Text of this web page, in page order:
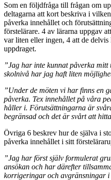
Som en följdfråga till frågan om
deltagarna att kort beskriva i
påverka innehållet och
förstelärare. 4 av lärarna uppgav
var liten eller ingen, 4 att de
uppdraget.
”Jag har inte kunnat påverka
skolnivå har jag haft liten
”Under de möten vi har finns en
påverka. Tex innehållet på våra
håller i. Förutsättningarna är
begränsad och det är svårt att
Övriga 6 beskrev hur de själva i
påverka innehållet i sitt
”Jag har först själv formulerat
ansökan och har därefter
korrigeringar och avgränsningar i